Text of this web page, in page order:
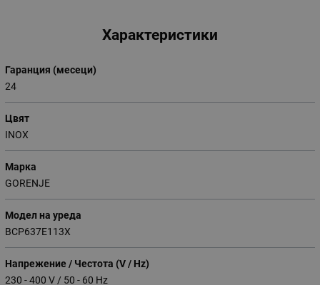
Характеристики
Гаранция (месеци)
24
Цвят
INOX
Марка
GORENJE
Модел на уреда
BCP637E113X
Напрежение / Честота (V / Hz)
230 - 400 V / 50 - 60 Hz